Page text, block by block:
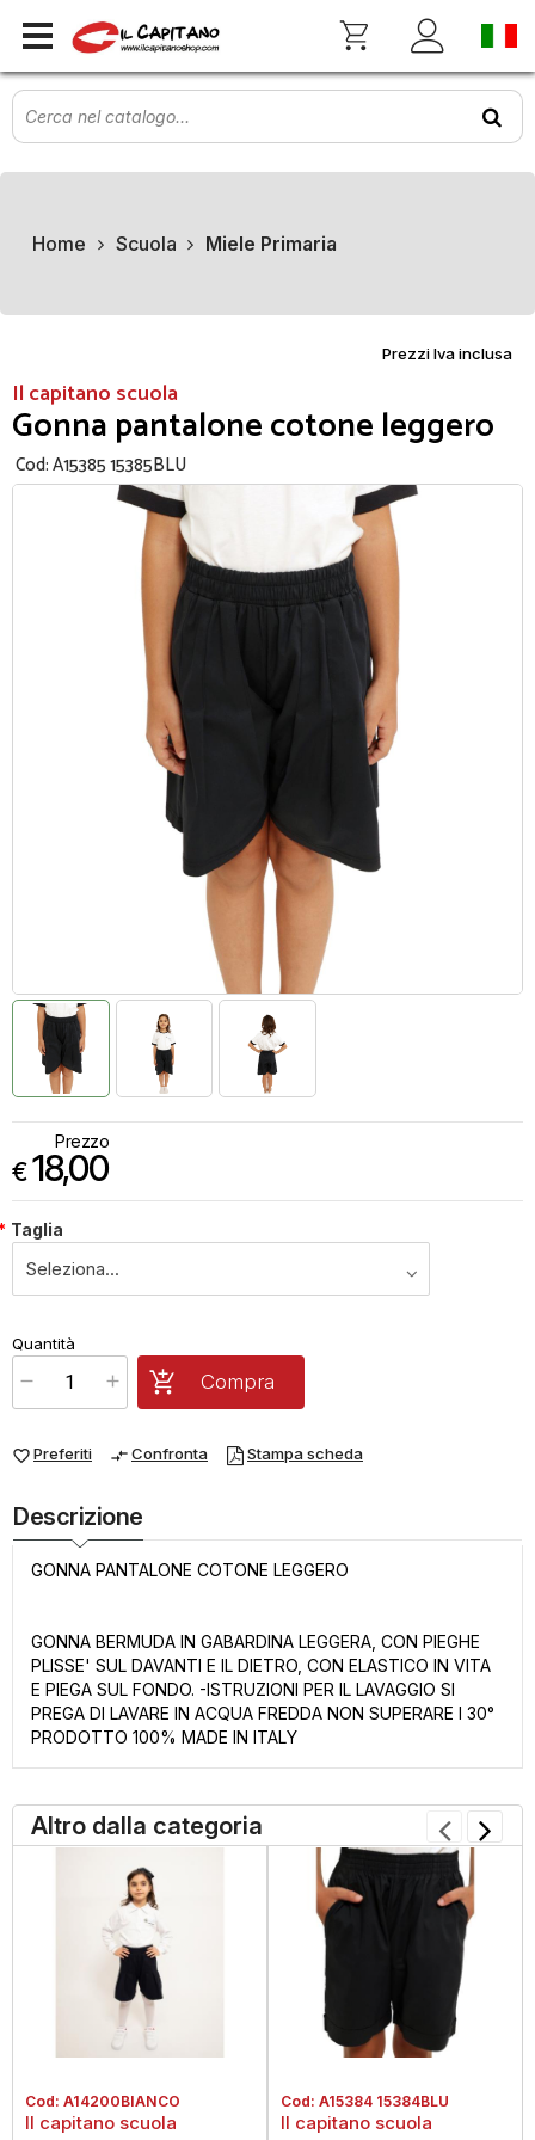
Home Scuola Miele Primaria
Prezzi Iva inclusa
Il capitano scuola
Gonna pantalone cotone leggero
Cod:A15385 15385BLU
Prezzo
€18,00
Taglia
x1 Prezzo finale:
Quantità
favorite_borderPreferiti compare_arrowsConfronta Stampa scheda
Compra
Descrizione
GONNA PANTALONE COTONE LEGGERO
GONNA BERMUDA IN GABARDINA LEGGERA, CON PIEGHE
PLISSE' SUL DAVANTI E IL DIETRO, CON ELASTICO IN VITA
E PIEGA SUL FONDO. -ISTRUZIONI PER IL LAVAGGIO SI
PREGA DI LAVARE IN ACQUA FREDDA NON SUPERARE I 30°
PRODOTTO 100% MADE IN ITALY
Altro dalla categoria
Cod: A14200BIANCO
Il capitano scuola
Cod: A15384 15384BLU
Il capitano scuola